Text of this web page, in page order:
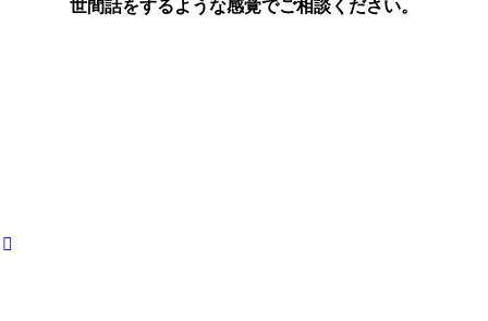
世間話をするような感覚でご相談ください。